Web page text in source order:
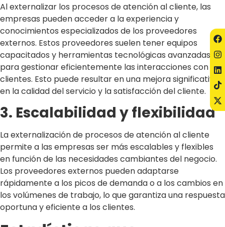
Al externalizar los procesos de atención al cliente, las
empresas pueden acceder a la experiencia y
conocimientos especializados de los proveedores
externos. Estos proveedores suelen tener equipos
capacitados y herramientas tecnológicas avanzadas
para gestionar eficientemente las interacciones con los
clientes. Esto puede resultar en una mejora significativa
en la calidad del servicio y la satisfacción del cliente.
3. Escalabilidad y flexibilidad
La externalización de procesos de atención al cliente
permite a las empresas ser más escalables y flexibles
en función de las necesidades cambiantes del negocio.
Los proveedores externos pueden adaptarse
rápidamente a los picos de demanda o a los cambios en
los volúmenes de trabajo, lo que garantiza una respuesta
oportuna y eficiente a los clientes.